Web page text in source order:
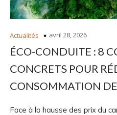
Actualités avril 28, 2026
ÉCO-CONDUITE : 8
CONCRETS POUR
CONSOMMATION
Face à la hausse des prix du